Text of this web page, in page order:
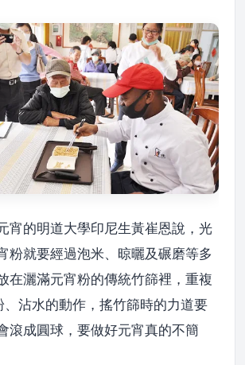
宵的明道大學印尼生黃崔恩說，光
粉就要經過泡米、晾曬及碾磨等多
在灑滿元宵粉的傳統竹篩裡，重複
沾水的動作，搖竹篩時的力道要
滾成圓球，要做好元宵真的不簡